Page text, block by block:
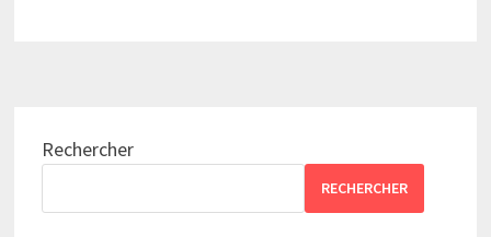
Rechercher
RECHERCHER